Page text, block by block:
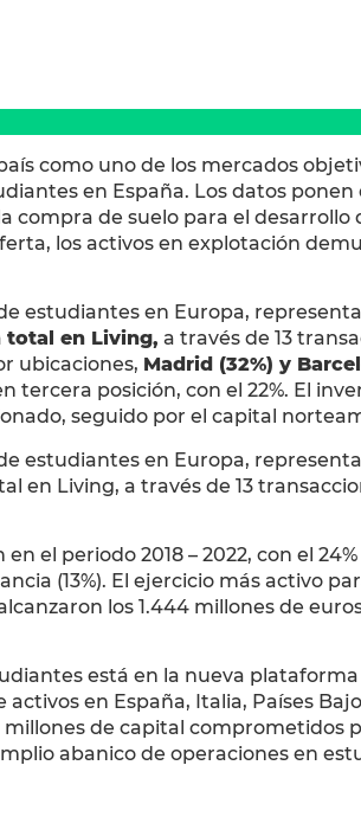
como uno de los mercados
en España. Los datos
compra de suelo para el
los activos en explotación
estudiantes en Europa,
total en Living, a través de 13
ubicaciones, Madrid (32%) y
tercera posición, con el 22%. El
seguido por el capital
estudiantes en Europa,
en Living, a través de 13
el periodo 2018 – 2022, con el
(13%). El ejercicio más activo
los 1.444 millones de
está en la nueva
en España, Italia, Países
de capital comprometidos
abanico de operaciones en